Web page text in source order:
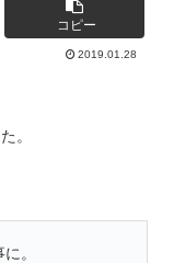
コピー
2019.01.28
。
。